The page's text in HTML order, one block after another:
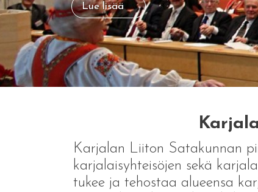
Lue lisää
Karjalan Liiton Satakunnan
karjalaisyhteisöjen sekä
tukee ja tehostaa alueensa